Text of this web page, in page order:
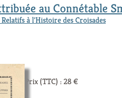
au Connétable
à l'Histoire des Croisades
Prix (TTC) : 28 €